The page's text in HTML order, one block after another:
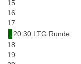
15
16
17
20:30 LTG Runde
18
19